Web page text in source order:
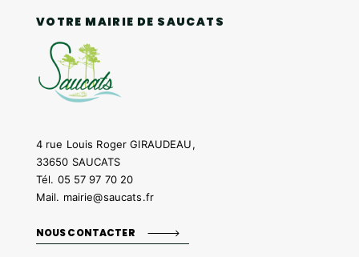
VOTRE MAIRIE DE SAUCATS
4 rue Louis Roger GIRAUDEAU,
33650 SAUCATS
Tél. 05 57 97 70 20
Mail. mairie@saucats.fr
NOUS CONTACTER